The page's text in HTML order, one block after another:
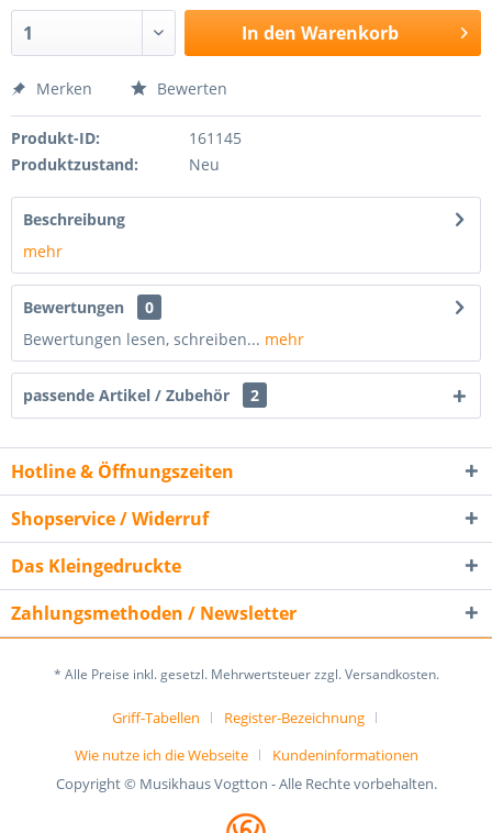
In den Warenkorb
Merken Bewerten
Produkt-ID:
161145
Produktzustand:
Neu
Beschreibung
mehr
Bewertungen
0
Bewertungen lesen, schreiben... mehr
passende Artikel / Zubehör 2
Hotline & Öffnungszeiten
Shopservice / Widerruf
Das Kleingedruckte
Zahlungsmethoden / Newsletter
* Alle Preise inkl. gesetzl. Mehrwertsteuer zzgl. Versandkosten.
Griff-Tabellen
Register-Bezeichnung
Wie nutze ich die Webseite
Kundeninformationen
Copyright © Musikhaus Vogtton - Alle Rechte vorbehalten.